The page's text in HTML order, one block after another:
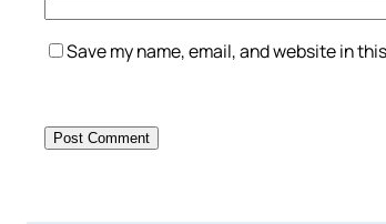
Save my name, email, and website in